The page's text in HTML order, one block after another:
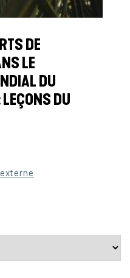
DE
LE
DU
DU